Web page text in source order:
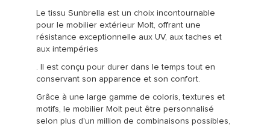
Le tissu Sunbrella est un choix incontournable
pour le mobilier extérieur Molt, offrant une
résistance exceptionnelle aux UV, aux taches et
aux intempéries
. Il est conçu pour durer dans le temps tout en
conservant son apparence et son confort.
Grâce à une large gamme de coloris, textures et
motifs, le mobilier Molt peut être personnalisé
selon plus d'un million de combinaisons possibles,